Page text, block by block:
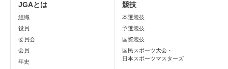
JGAとは
組織
役員
委員会
会員
年史
競技
本選競技
予選競技
国際競技
国民スポーツ大会・
日本スポーツマスターズ